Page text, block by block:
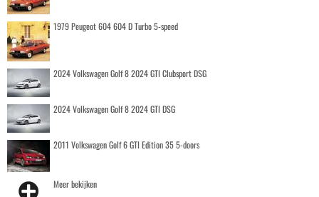
1979 Peugeot 604 604 D Turbo 5-speed
2024 Volkswagen Golf 8 2024 GTI Clubsport DSG
2024 Volkswagen Golf 8 2024 GTI DSG
2011 Volkswagen Golf 6 GTI Edition 35 5-doors
Meer bekijken